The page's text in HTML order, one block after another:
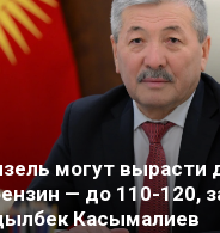
могут вырасти
— до 110-120,
Касымалиев